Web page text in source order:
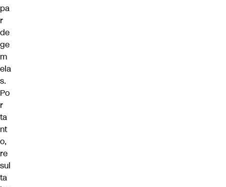
pa
r
de
ge
m
ela
s.
Po
r
ta
nt
o,
re
sul
ta